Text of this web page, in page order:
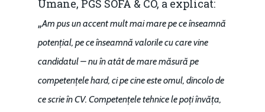
Umane, PGS SOFA & CO, a explicat:
„Am pus un accent mult mai mare pe ce înseamnă
potențial, pe ce înseamnă valorile cu care vine
candidatul – nu în atât de mare măsură pe
competențele hard, ci pe cine este omul, dincolo de
ce scrie în CV. Competențele tehnice le poți învăța,